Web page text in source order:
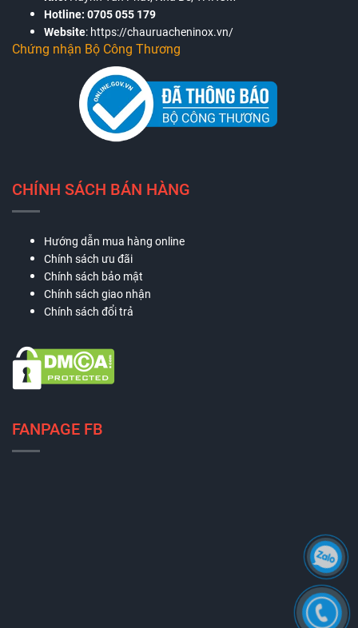
Hotline: 0705 055 179
Website: https://chauruacheninox.vn/
Chứng nhận Bộ Công Thương
CHÍNH SÁCH BÁN HÀNG
Hướng dẫn mua hàng online
Chính sách ưu đãi
Chính sách bảo mật
Chính sách giao nhận
Chính sách đổi trả
FANPAGE FB